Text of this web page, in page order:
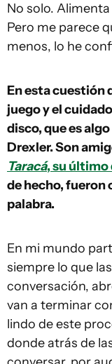
No solo.
Pero me parece
menos, lo he
En esta cuestión
juego y el
disco, que es
Drexler. Son
Taracá, su último
de hecho, fueron
palabra.
En mi mundo
siempre lo que
conversación,
van a terminar
lindo de este
donde atrás de